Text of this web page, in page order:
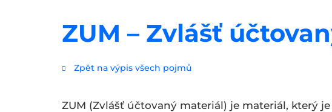
ZUM – Zvlášť
Zpět na výpis všech pojmů
ZUM (Zvlášť účtovaný materiál) je materiál, který